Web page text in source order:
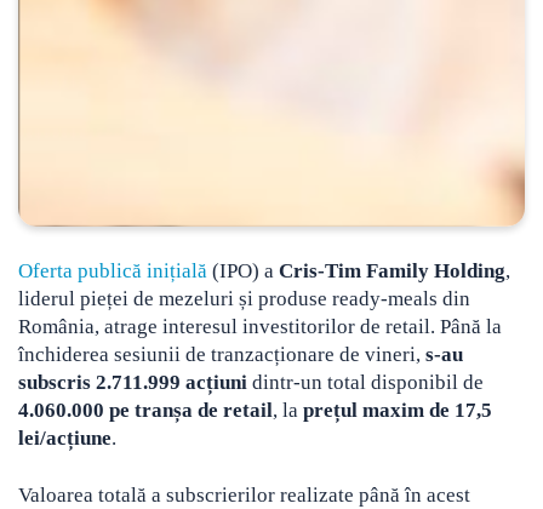
Oferta publică inițială (IPO) a Cris-Tim Family Holding,
liderul pieței de mezeluri și produse ready-meals din
România, atrage interesul investitorilor de retail. Până la
închiderea sesiunii de tranzacționare de vineri, s-au
subscris 2.711.999 acțiuni dintr-un total disponibil de
4.060.000 pe tranșa de retail, la prețul maxim de 17,5
lei/acțiune.
Valoarea totală a subscrierilor realizate până în acest